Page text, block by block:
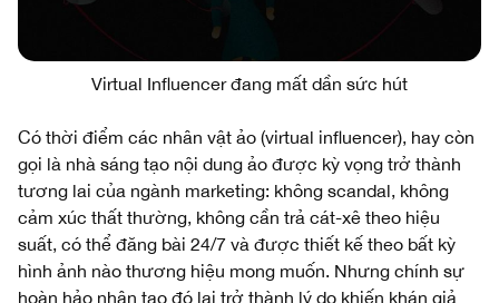
Virtual Influencer đang mất dần sức hút
Có thời điểm các nhân vật ảo (virtual influencer), hay còn
gọi là nhà sáng tạo nội dung ảo được kỳ vọng trở thành
tương lai của ngành marketing: không scandal, không
cảm xúc thất thường, không cần trả cát-xê theo hiệu
suất, có thể đăng bài 24/7 và được thiết kế theo bất kỳ
hình ảnh nào thương hiệu mong muốn. Nhưng chính sự
hoàn hảo nhân tạo đó lại trở thành lý do khiến khán giả